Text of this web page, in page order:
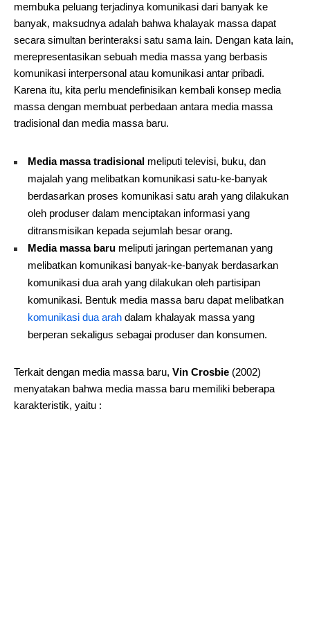
membuka peluang terjadinya komunikasi dari banyak ke
banyak, maksudnya adalah bahwa khalayak massa dapat
secara simultan berinteraksi satu sama lain. Dengan kata lain,
merepresentasikan sebuah media massa yang berbasis
komunikasi interpersonal atau komunikasi antar pribadi.
Karena itu, kita perlu mendefinisikan kembali konsep media
massa dengan membuat perbedaan antara media massa
tradisional dan media massa baru.
Media massa tradisional meliputi televisi, buku, dan
majalah yang melibatkan komunikasi satu-ke-banyak
berdasarkan proses komunikasi satu arah yang dilakukan
oleh produser dalam menciptakan informasi yang
ditransmisikan kepada sejumlah besar orang.
Media massa baru meliputi jaringan pertemanan yang
melibatkan komunikasi banyak-ke-banyak berdasarkan
komunikasi dua arah yang dilakukan oleh partisipan
komunikasi. Bentuk media massa baru dapat melibatkan
komunikasi dua arah dalam khalayak massa yang
berperan sekaligus sebagai produser dan konsumen.
Terkait dengan media massa baru, Vin Crosbie (2002)
menyatakan bahwa media massa baru memiliki beberapa
karakteristik, yaitu :